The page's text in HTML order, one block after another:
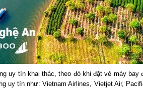
uy tín khai thác, theo đó khi đặt vé máy bay đi
uy tín như: Vietnam Airlines, Vietjet Air, Pacific